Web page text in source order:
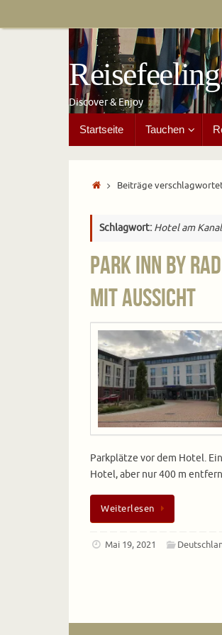
Discover & Enjoy
Inhalt
springen
Startseite Tauchen
StartBeiträge
Schlagwort: Hotel am Kanal
Park Inn by
mit Aussicht
Parkplätze vor dem Hotel.
Hotel, aber nur 400 m
Weiterlesen
Mai 19, 2021